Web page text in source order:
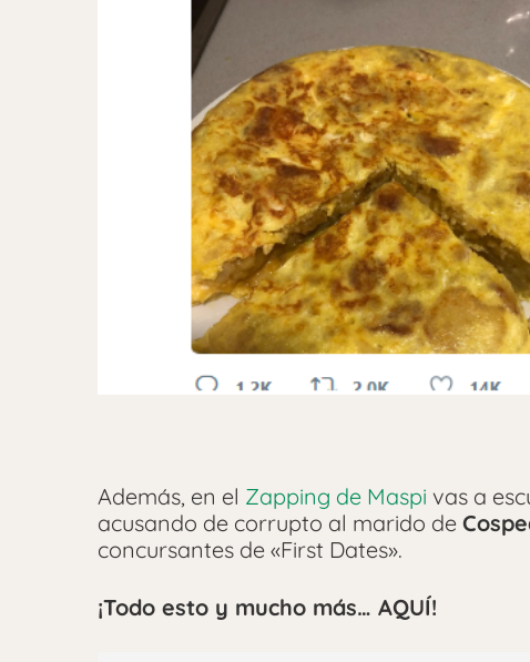
Además, en el Zapping de Maspi vas a
acusando de corrupto al marido de
concursantes de «First Dates».
¡Todo esto y mucho más… AQUÍ!